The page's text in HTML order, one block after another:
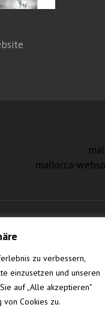
zu verbessern,
einzusetzen und unseren
auf „Alle akzeptieren"
von Cookies zu.
mallorca-